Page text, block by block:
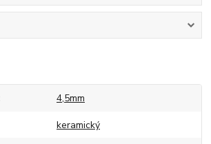
4,5mm
keramický